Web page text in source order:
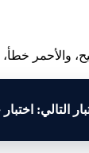
والأحمر
التالي: